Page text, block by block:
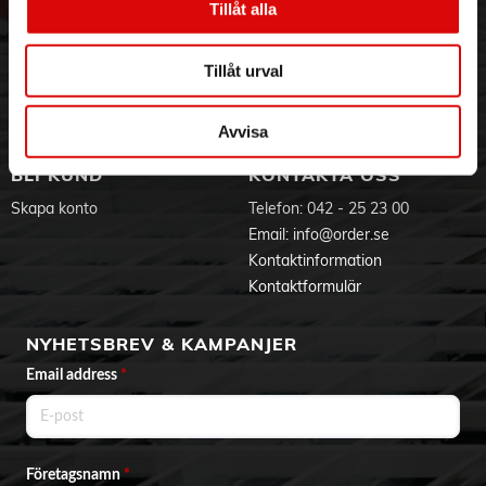
Tillåt alla
Tillåt urval
Avvisa
Visselblåsning
Aktuellt på Order
Ansökan om RMA
Godsefterlysning & Felleverans
Integritetspolicy
Om cookies
BLI KUND
Skapa konto
KONTAKTA OSS
Telefon: 042 - 25 23 00
Email: info@order.se
Kontaktinformation
Kontaktformulär
NYHETSBREV & KAMPANJER
Email address *
Företagsnamn*